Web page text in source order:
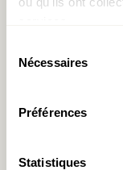
Nécessaires
Préférences
Statistiques